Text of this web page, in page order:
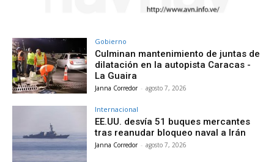
Gobierno
Culminan mantenimiento de juntas de
dilatación en la autopista Caracas -
La Guaira
Janna Corredor - agosto 7, 2026
Internacional
EE.UU. desvía 51 buques mercantes
tras reanudar bloqueo naval a Irán
Janna Corredor - agosto 7, 2026